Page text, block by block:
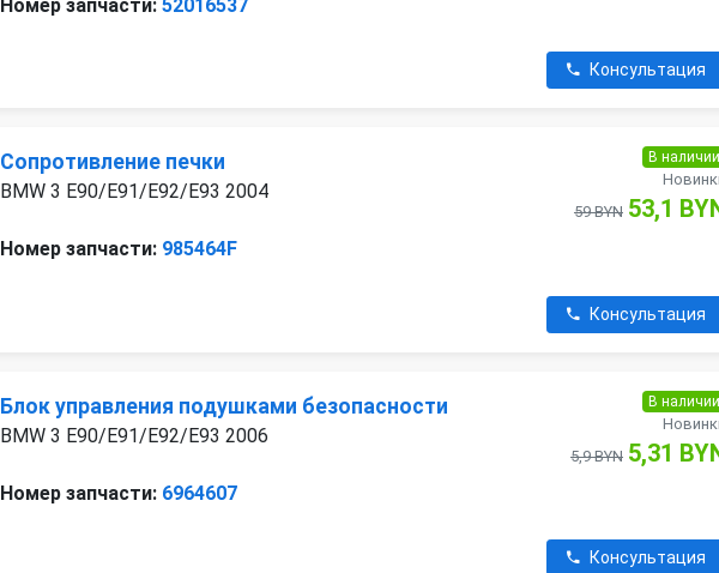
Номер запчасти: 52016537
Консультация
Сопротивление печки
BMW 3 E90/E91/E92/E93 2004
Номер запчасти: 985464F
В наличии
59 BYN 53,1
Консультация
Блок управления подушками безопасности
BMW 3 E90/E91/E92/E93 2006
Номер запчасти: 6964607
В наличии
5,9 BYN 5,31
Консультация